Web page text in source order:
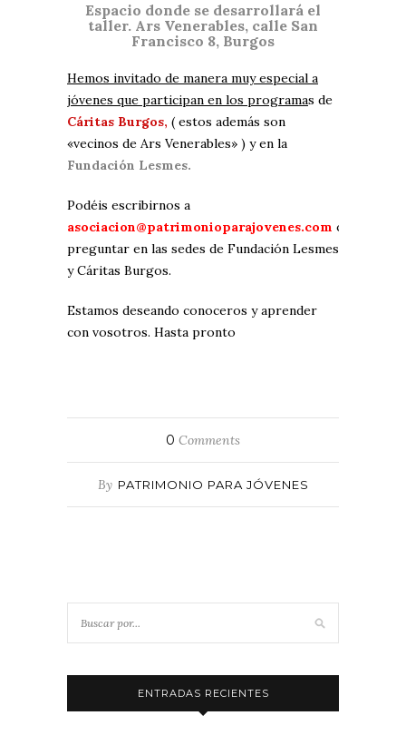
Espacio donde se desarrollará el
taller. Ars Venerables, calle San
Francisco 8, Burgos
Hemos invitado de manera muy especial a
jóvenes que participan en los programas de
Cáritas Burgos, ( estos además son
«vecinos de Ars Venerables» ) y en la
Fundación Lesmes.
Podéis escribirnos a
asociacion@patrimonioparajovenes.com o
preguntar en las sedes de Fundación Lesmes
y Cáritas Burgos.
Estamos deseando conoceros y aprender
con vosotros. Hasta pronto
0 Comments
By PATRIMONIO PARA JÓVENES
ENTRADAS RECIENTES